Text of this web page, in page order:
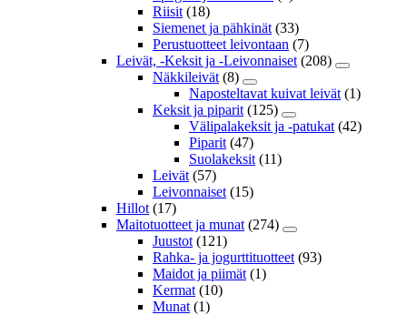
Riisit (18)
Siemenet ja pähkinät (33)
Perustuotteet leivontaan (7)
Leivät, -Keksit ja -Leivonnaiset (208)
Näkkileivät (8)
Naposteltavat kuivat leivät (1)
Keksit ja piparit (125)
Välipalakeksit ja -patukat (42)
Piparit (47)
Suolakeksit (11)
Leivät (57)
Leivonnaiset (15)
Hillot (17)
Maitotuotteet ja munat (274)
Juustot (121)
Rahka- ja jogurttituotteet (93)
Maidot ja piimät (1)
Kermat (10)
Munat (1)